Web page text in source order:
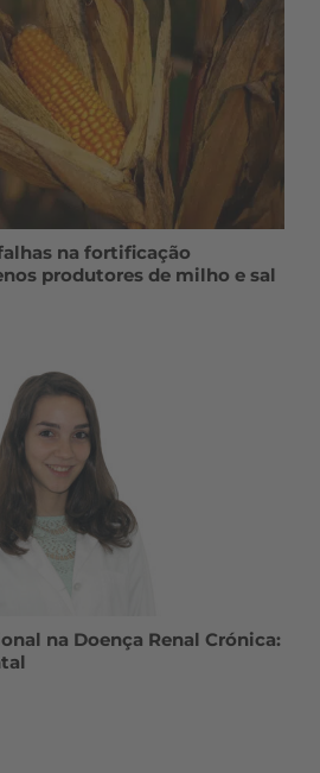
na fortificação
produtores de milho e sal
na Doença Renal Crónica: